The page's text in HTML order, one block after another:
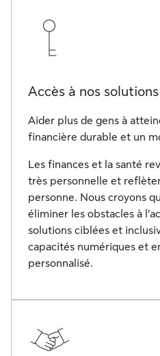
Accès à nos solutions
Aider plus de gens à
financière durable et un
Les finances et la santé
très personnelle et
personne. Nous croyons
éliminer les obstacles à
solutions ciblées et
capacités numériques et
personnalisé.